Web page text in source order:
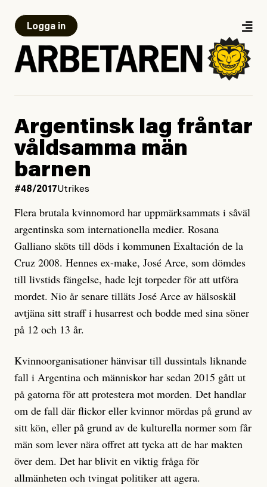
Logga in
Argentinsk lag fråntar
våldsamma män
barnen
#48/2017Utrikes
Flera brutala kvinnomord har uppmärksammats i såväl
argentinska som internationella medier. Rosana
Galliano sköts till döds i kommunen Exaltación de la
Cruz 2008. Hennes ex-make, José Arce, som dömdes
till livstids fängelse, hade lejt torpeder för att utföra
mordet. Nio år senare tilläts José Arce av hälsoskäl
avtjäna sitt straff i husarrest och bodde med sina söner
på 12 och 13 år.
Kvinnoorganisationer hänvisar till dussintals liknande
fall i Argentina och människor har sedan 2015 gått ut
på gatorna för att protestera mot morden. Det handlar
om de fall där flickor eller kvinnor mördas på grund av
sitt kön, eller på grund av de kulturella normer som får
män som lever nära offret att tycka att de har makten
över dem. Det har blivit en viktig fråga för
allmänheten och tvingat politiker att agera.